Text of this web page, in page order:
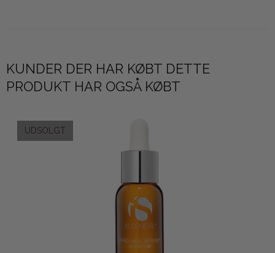
KUNDER DER HAR KØBT DETTE
PRODUKT HAR OGSÅ KØBT
UDSOLGT